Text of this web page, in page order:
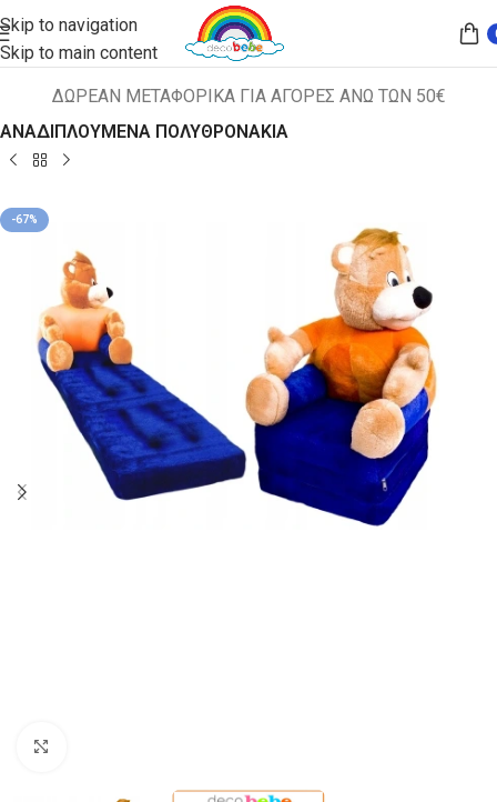
Skip to navigation
Skip to main content
ΔΩΡΕΑΝ ΜΕΤΑΦΟΡΙΚΑ ΓΙΑ ΑΓΟΡΕΣ ΑΝΩ ΤΩΝ 50€
Αρχική σελίδα ΠΑΙΔΙΚΑ ΚΑΘΙΣΜΑΤΑ
ΑΝΑΔΙΠΛΟΥΜΕΝΑ ΠΟΛΥΘΡΟΝΑΚΙΑ
-67%